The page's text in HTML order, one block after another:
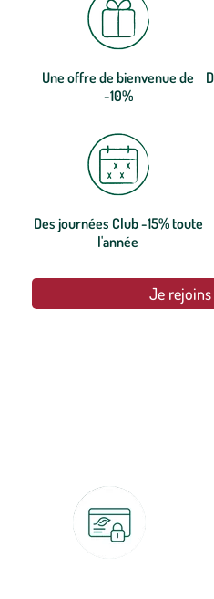
Une offre de bienvenue de
-10%
Des journées Club -15% toute
l'année
Je